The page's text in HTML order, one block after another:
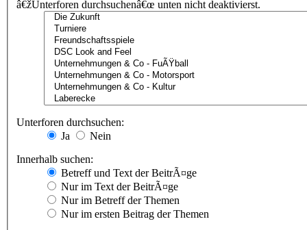
â€žUnterforen durchsuchenâ€œ unten nicht deaktivierst.
Unterforen durchsuchen:
Ja
Nein
Innerhalb suchen:
Betreff und Text der BeitrÃ¤ge
Nur im Text der BeitrÃ¤ge
Nur im Betreff der Themen
Nur im ersten Beitrag der Themen